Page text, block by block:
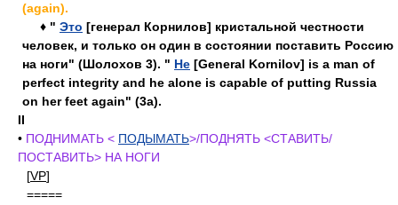
(again).
♦ " Это [генерал Корнилов] кристальной честности
человек, и только он один в состоянии поставить Россию
на ноги" (Шолохов 3). " Не [General Kornilov] is a man of
perfect integrity and he alone is capable of putting Russia
on her feet again" (3a).
II
• ПОДНИМАТЬ < ПОДЫМАТЬ>/ПОДНЯТЬ <СТАВИТЬ/
ПОСТАВИТЬ> НА НОГИ
[VP]
=====